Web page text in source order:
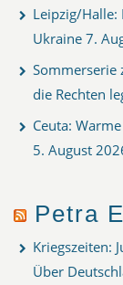
Leipzig/Halle:
Ukraine 7.
Sommerserie
die Rechten
Ceuta:
5. August
Petra
Kriegszeiten:
Über